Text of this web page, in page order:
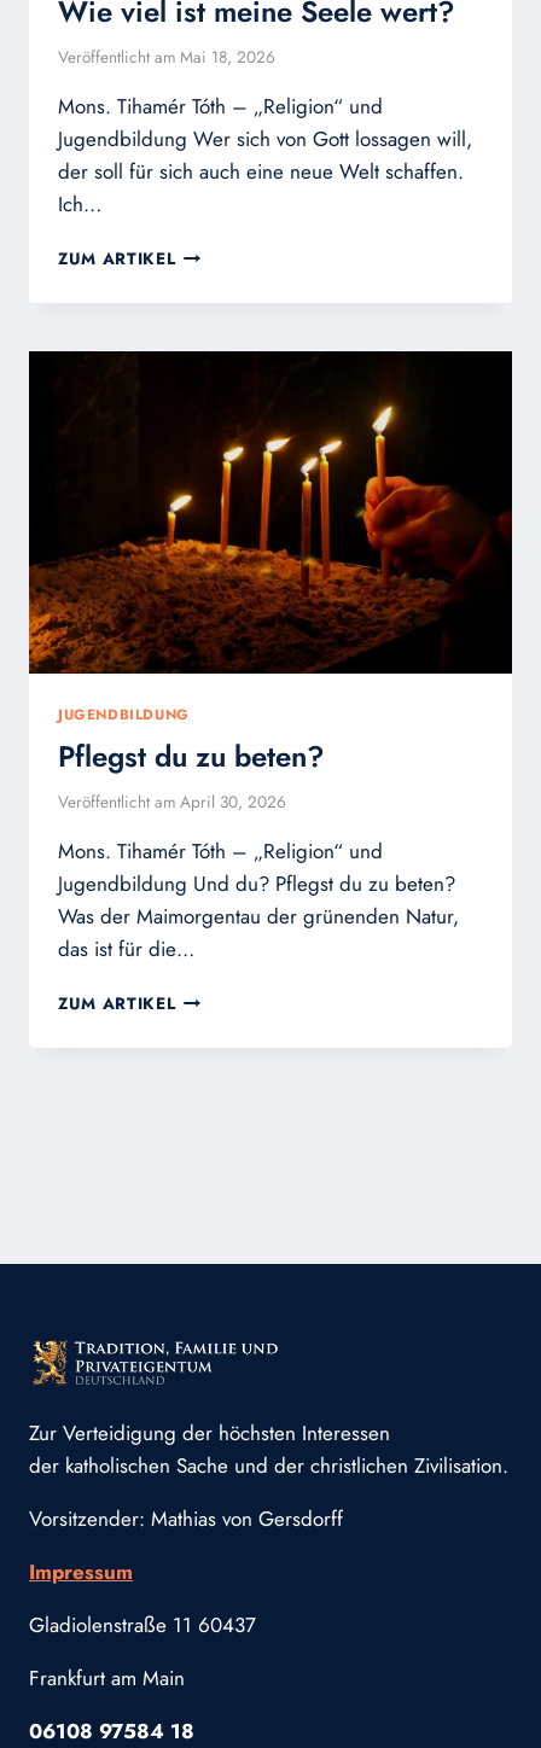
Wie viel ist meine Seele wert?
Veröffentlicht am Mai 18, 2026
Mons. Tihamér Tóth – „Religion“ und
Jugendbildung Wer sich von Gott lossagen will,
der soll für sich auch eine neue Welt schaffen.
Ich…
ZUM ARTIKEL WIE
IST
SEELE
JUGENDBILDUNG
Pflegst du zu beten?
Veröffentlicht am April 30, 2026
Mons. Tihamér Tóth – „Religion“ und
Jugendbildung Und du? Pflegst du zu beten?
Was der Maimorgentau der grünenden Natur,
das ist für die…
ZUM ARTIKEL PFLEGST
ZU
Zur Verteidigung der höchsten Interessen
der katholischen Sache und der christlichen Zivilisation.
Vorsitzender: Mathias von Gersdorff
Impressum
Gladiolenstraße 11 60437
Frankfurt am Main
06108 97584 18